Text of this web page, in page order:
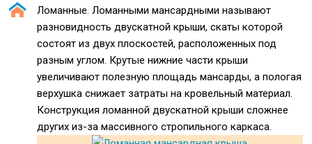
Ломанные. Ломанными мансардными называют
разновидность двускатной крыши, скаты которой
состоят из двух плоскостей, расположенных под
разным углом. Крутые нижние части крыши
увеличивают полезную площадь мансарды, а пологая
верхушка снижает затраты на кровельный материал.
Конструкция ломанной двускатной крыши сложнее
других из-за массивного стропильного каркаса.